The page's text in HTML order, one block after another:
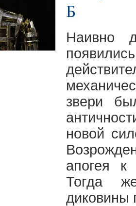
Б
Наивно
звери
новой
апогея к
Тогда
диковины